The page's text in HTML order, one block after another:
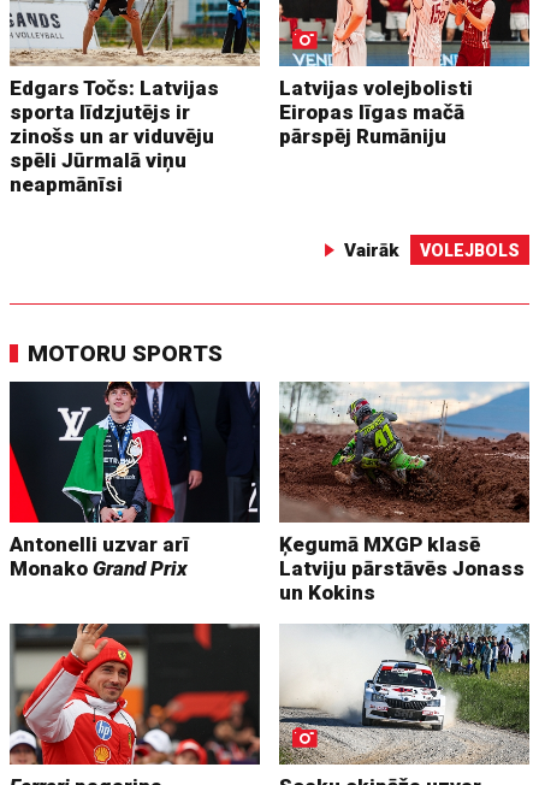
Edgars Točs: Latvijas
sporta līdzjutējs ir
zinošs un ar viduvēju
spēli Jūrmalā viņu
neapmānīsi
Latvijas volejbolisti
Eiropas līgas mačā
pārspēj Rumāniju
Vairāk VOLEJBOLS
MOTORU SPORTS
Antonelli uzvar arī
MonakoGrand Prix
Ķegumā MXGP klasē
Latviju pārstāvēs Jonass
un Kokins